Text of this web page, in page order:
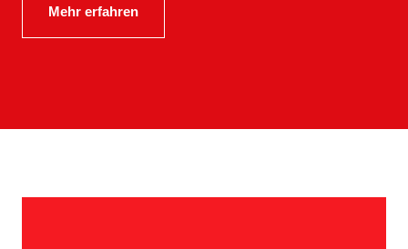
Mehr erfahren